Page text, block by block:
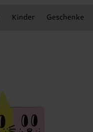
Kinder Geschenke